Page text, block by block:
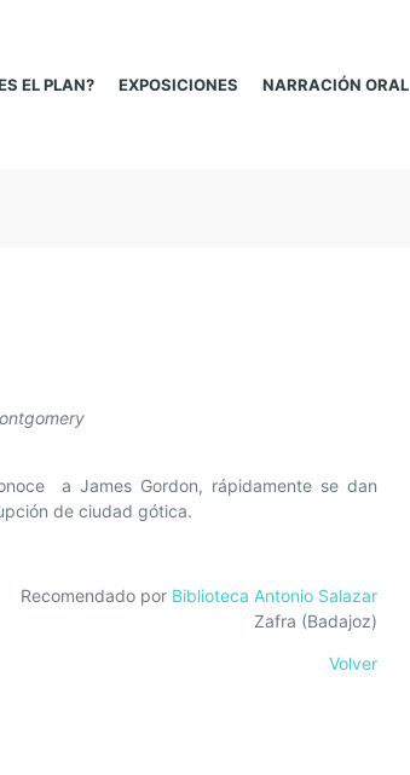
EL PLAN? EXPOSICIONES NARRACIÓN ORAL
a James Gordon, rápidamente se dan
de ciudad gótica.
Recomendado por Biblioteca Antonio Salazar
Zafra (Badajoz)
Volver